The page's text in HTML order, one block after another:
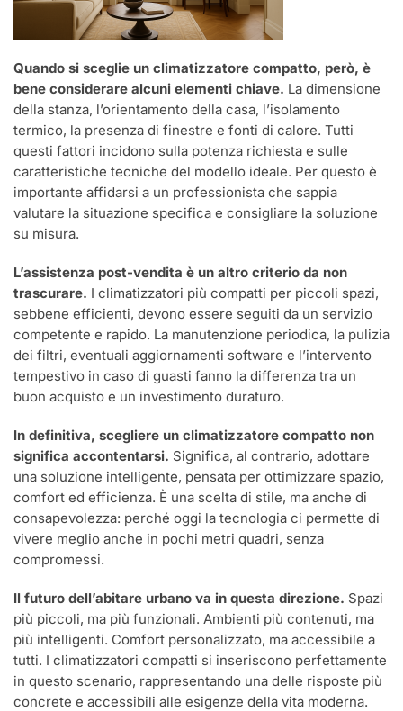
Quando si sceglie un climatizzatore compatto, però, è
bene considerare alcuni elementi chiave. La dimensione
della stanza, l’orientamento della casa, l’isolamento
termico, la presenza di finestre e fonti di calore. Tutti
questi fattori incidono sulla potenza richiesta e sulle
caratteristiche tecniche del modello ideale. Per questo è
importante affidarsi a un professionista che sappia
valutare la situazione specifica e consigliare la soluzione
su misura.
L’assistenza post-vendita è un altro criterio da non
trascurare. I climatizzatori più compatti per piccoli spazi,
sebbene efficienti, devono essere seguiti da un servizio
competente e rapido. La manutenzione periodica, la pulizia
dei filtri, eventuali aggiornamenti software e l’intervento
tempestivo in caso di guasti fanno la differenza tra un
buon acquisto e un investimento duraturo.
In definitiva, scegliere un climatizzatore compatto non
significa accontentarsi. Significa, al contrario, adottare
una soluzione intelligente, pensata per ottimizzare spazio,
comfort ed efficienza. È una scelta di stile, ma anche di
consapevolezza: perché oggi la tecnologia ci permette di
vivere meglio anche in pochi metri quadri, senza
compromessi.
Il futuro dell’abitare urbano va in questa direzione. Spazi
più piccoli, ma più funzionali. Ambienti più contenuti, ma
più intelligenti. Comfort personalizzato, ma accessibile a
tutti. I climatizzatori compatti si inseriscono perfettamente
in questo scenario, rappresentando una delle risposte più
concrete e accessibili alle esigenze della vita moderna.